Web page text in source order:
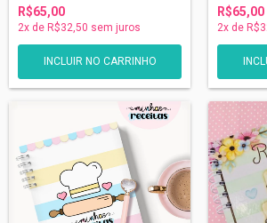
R$65,00
2x de R$32,50 sem juros
R$65,00
2x de